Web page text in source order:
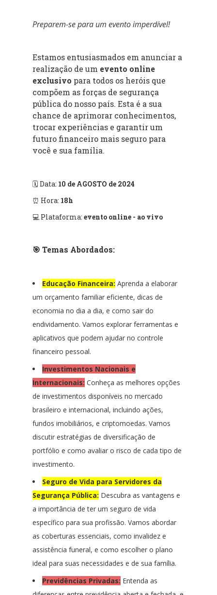
Preparem-se para um evento imperdível!
Estamos entusiasmados em anunciar a
realização de um evento online
exclusivo para todos os heróis que
compõem as forças de segurança
pública do nosso país. Esta é a sua
chance de aprimorar conhecimentos,
trocar experiências e garantir um
futuro financeiro mais seguro para
você e sua família.
🗓 Data: 10 de AGOSTO de 2024
⏰ Hora: 18h
💻 Plataforma: evento online - ao vivo
🎯 Temas Abordados:
Educação Financeira: Aprenda a elaborar
um orçamento familiar eficiente, dicas de
economia no dia a dia, e como sair do
endividamento. Vamos explorar ferramentas e
aplicativos que podem ajudar no controle
financeiro pessoal.
Investimentos Nacionais e
Internacionais: Conheça as melhores opções
de investimentos disponíveis no mercado
brasileiro e internacional, incluindo ações,
fundos imobiliários, e criptomoedas. Vamos
discutir estratégias de diversificação de
portfólio e como avaliar o risco de cada tipo de
investimento.
Seguro de Vida para Servidores da
Segurança Pública: Descubra as vantagens e
a importância de ter um seguro de vida
específico para sua profissão. Vamos abordar
as coberturas essenciais, como invalidez e
assistência funeral, e como escolher o plano
ideal para suas necessidades e de sua família.
Previdências Privadas: Entenda as